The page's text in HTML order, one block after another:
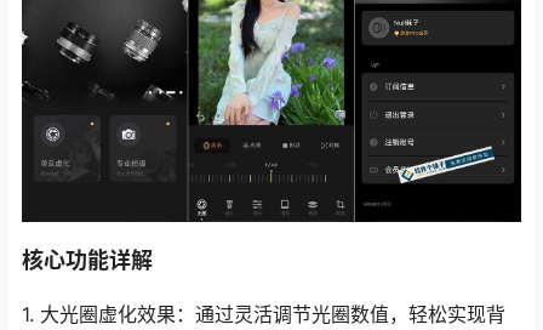
核心功能详解
1. 大光圈虚化效果：通过灵活调节光圈数值，轻松实现背